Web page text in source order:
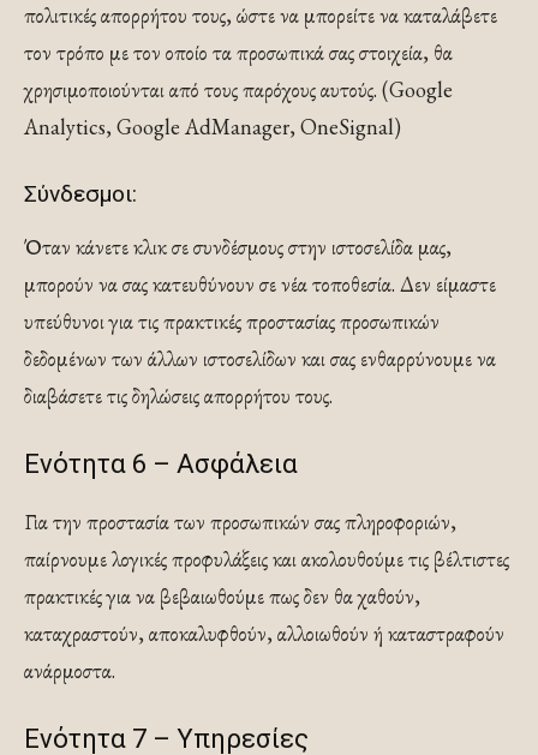
πολιτικές απορρήτου τους, ώστε να μπορείτε να καταλάβετε
τον τρόπο με τον οποίο τα προσωπικά σας στοιχεία, θα
χρησιμοποιούνται από τους παρόχους αυτούς. (Google
Analytics, Google AdManager, OneSignal)
Σύνδεσμοι:
Όταν κάνετε κλικ σε συνδέσμους στην ιστοσελίδα μας,
μπορούν να σας κατευθύνουν σε νέα τοποθεσία. Δεν είμαστε
υπεύθυνοι για τις πρακτικές προστασίας προσωπικών
δεδομένων των άλλων ιστοσελίδων και σας ενθαρρύνουμε να
διαβάσετε τις δηλώσεις απορρήτου τους.
Ενότητα 6 – Ασφάλεια
Για την προστασία των προσωπικών σας πληροφοριών,
παίρνουμε λογικές προφυλάξεις και ακολουθούμε τις βέλτιστες
πρακτικές για να βεβαιωθούμε πως δεν θα χαθούν,
καταχραστούν, αποκαλυφθούν, αλλοιωθούν ή καταστραφούν
ανάρμοστα.
Ενότητα 7 – Υπηρεσίες